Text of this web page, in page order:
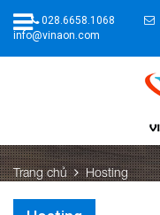
028.6658.1068
info@vinaon.com
Trang chủ Hosting